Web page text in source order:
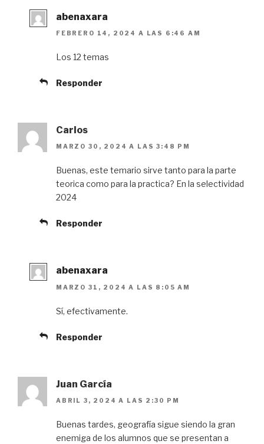
abenaxara
FEBRERO 14, 2024 A LAS 6:46 AM
Los 12 temas
Responder
Carlos
MARZO 30, 2024 A LAS 3:48 PM
Buenas, este temario sirve tanto para la parte
teorica como para la practica? En la selectividad
2024
Responder
abenaxara
MARZO 31, 2024 A LAS 8:05 AM
Sí, efectivamente.
Responder
Juan García
ABRIL 3, 2024 A LAS 2:30 PM
Buenas tardes, geografía sigue siendo la gran
enemiga de los alumnos que se presentan a